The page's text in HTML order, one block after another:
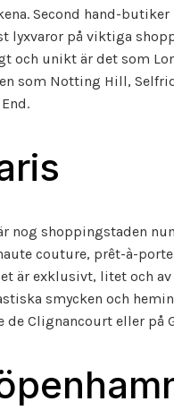
Second hand-
lyxvaror på viktiga
och unikt är det som
som Notting Hill,
nog shoppingstaden
couture, prêt-à-
är exklusivt, litet och
smycken och
de Clignancourt eller på